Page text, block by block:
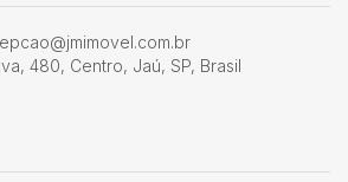
, 480, Centro, Jaú, SP, Brasil